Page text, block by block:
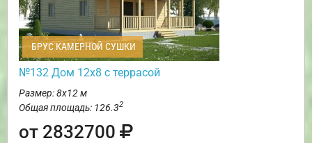
БРУС КАМЕРНОЙ СУШКИ
№132 Дом 12х8 с террасой
Размер: 8х12 м
Общая площадь: 126.32
от 2832700